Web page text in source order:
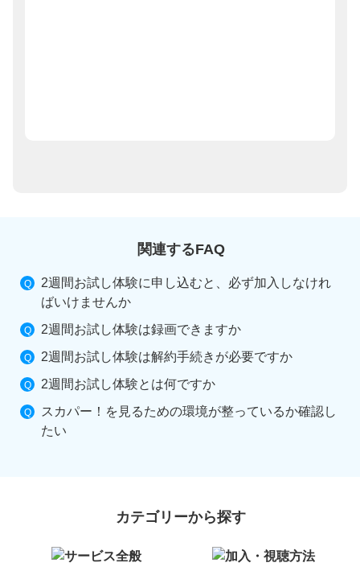
関連するFAQ
2週間お試し体験に申し込むと、必ず加入しなけれ
ばいけませんか
2週間お試し体験は録画できますか
2週間お試し体験は解約手続きが必要ですか
2週間お試し体験とは何ですか
スカパー！を見るための環境が整っているか確認し
たい
カテゴリーから探す